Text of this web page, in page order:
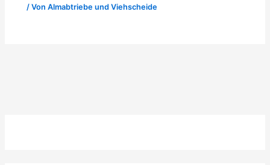
/ VonAlmabtriebe und Viehscheide